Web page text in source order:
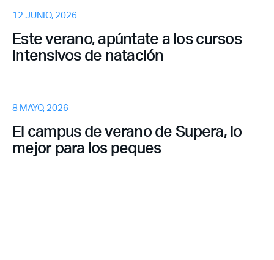
12 JUNIO, 2026
Este verano, apúntate a los cursos
intensivos de natación
8 MAYO, 2026
El campus de verano de Supera, lo
mejor para los peques